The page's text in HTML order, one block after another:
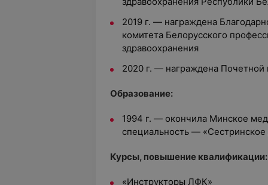
2019 г. — награждена
комитета Белорусского
здравоохранения
2020 г. — награждена
Образование:
1994 г. — окончила Минское
специальность — «Сестринское
Курсы, повышение квалификации:
«Инструкторы ЛФК»